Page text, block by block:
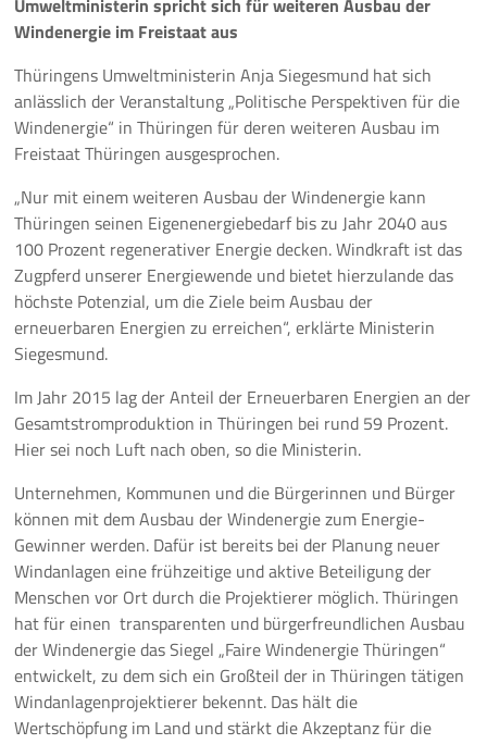
Aktuelles
Meldungen
Pressemeldungen
Branchenmeldungen
Statements
Positionen
Jobs
Mediathek
Mehr
Umweltministerin spricht sich für weiteren Ausbau der
Windenergie im Freistaat aus
Thüringens Umweltministerin Anja Siegesmund hat sich
anlässlich der Veranstaltung „Politische Perspektiven für die
Windenergie“ in Thüringen für deren weiteren Ausbau im
Freistaat Thüringen ausgesprochen.
„Nur mit einem weiteren Ausbau der Windenergie kann
Thüringen seinen Eigenenergiebedarf bis zu Jahr 2040 aus
100 Prozent regenerativer Energie decken. Windkraft ist das
Zugpferd unserer Energiewende und bietet hierzulande das
höchste Potenzial, um die Ziele beim Ausbau der
erneuerbaren Energien zu erreichen“, erklärte Ministerin
Siegesmund.
Im Jahr 2015 lag der Anteil der Erneuerbaren Energien an der
Gesamtstromproduktion in Thüringen bei rund 59 Prozent.
Hier sei noch Luft nach oben, so die Ministerin.
Unternehmen, Kommunen und die Bürgerinnen und Bürger
können mit dem Ausbau der Windenergie zum Energie-
Gewinner werden. Dafür ist bereits bei der Planung neuer
Windanlagen eine frühzeitige und aktive Beteiligung der
Menschen vor Ort durch die Projektierer möglich. Thüringen
hat für einen transparenten und bürgerfreundlichen Ausbau
der Windenergie das Siegel „Faire Windenergie Thüringen“
entwickelt, zu dem sich ein Großteil der in Thüringen tätigen
Windanlagenprojektierer bekennt. Das hält die
Wertschöpfung im Land und stärkt die Akzeptanz für die